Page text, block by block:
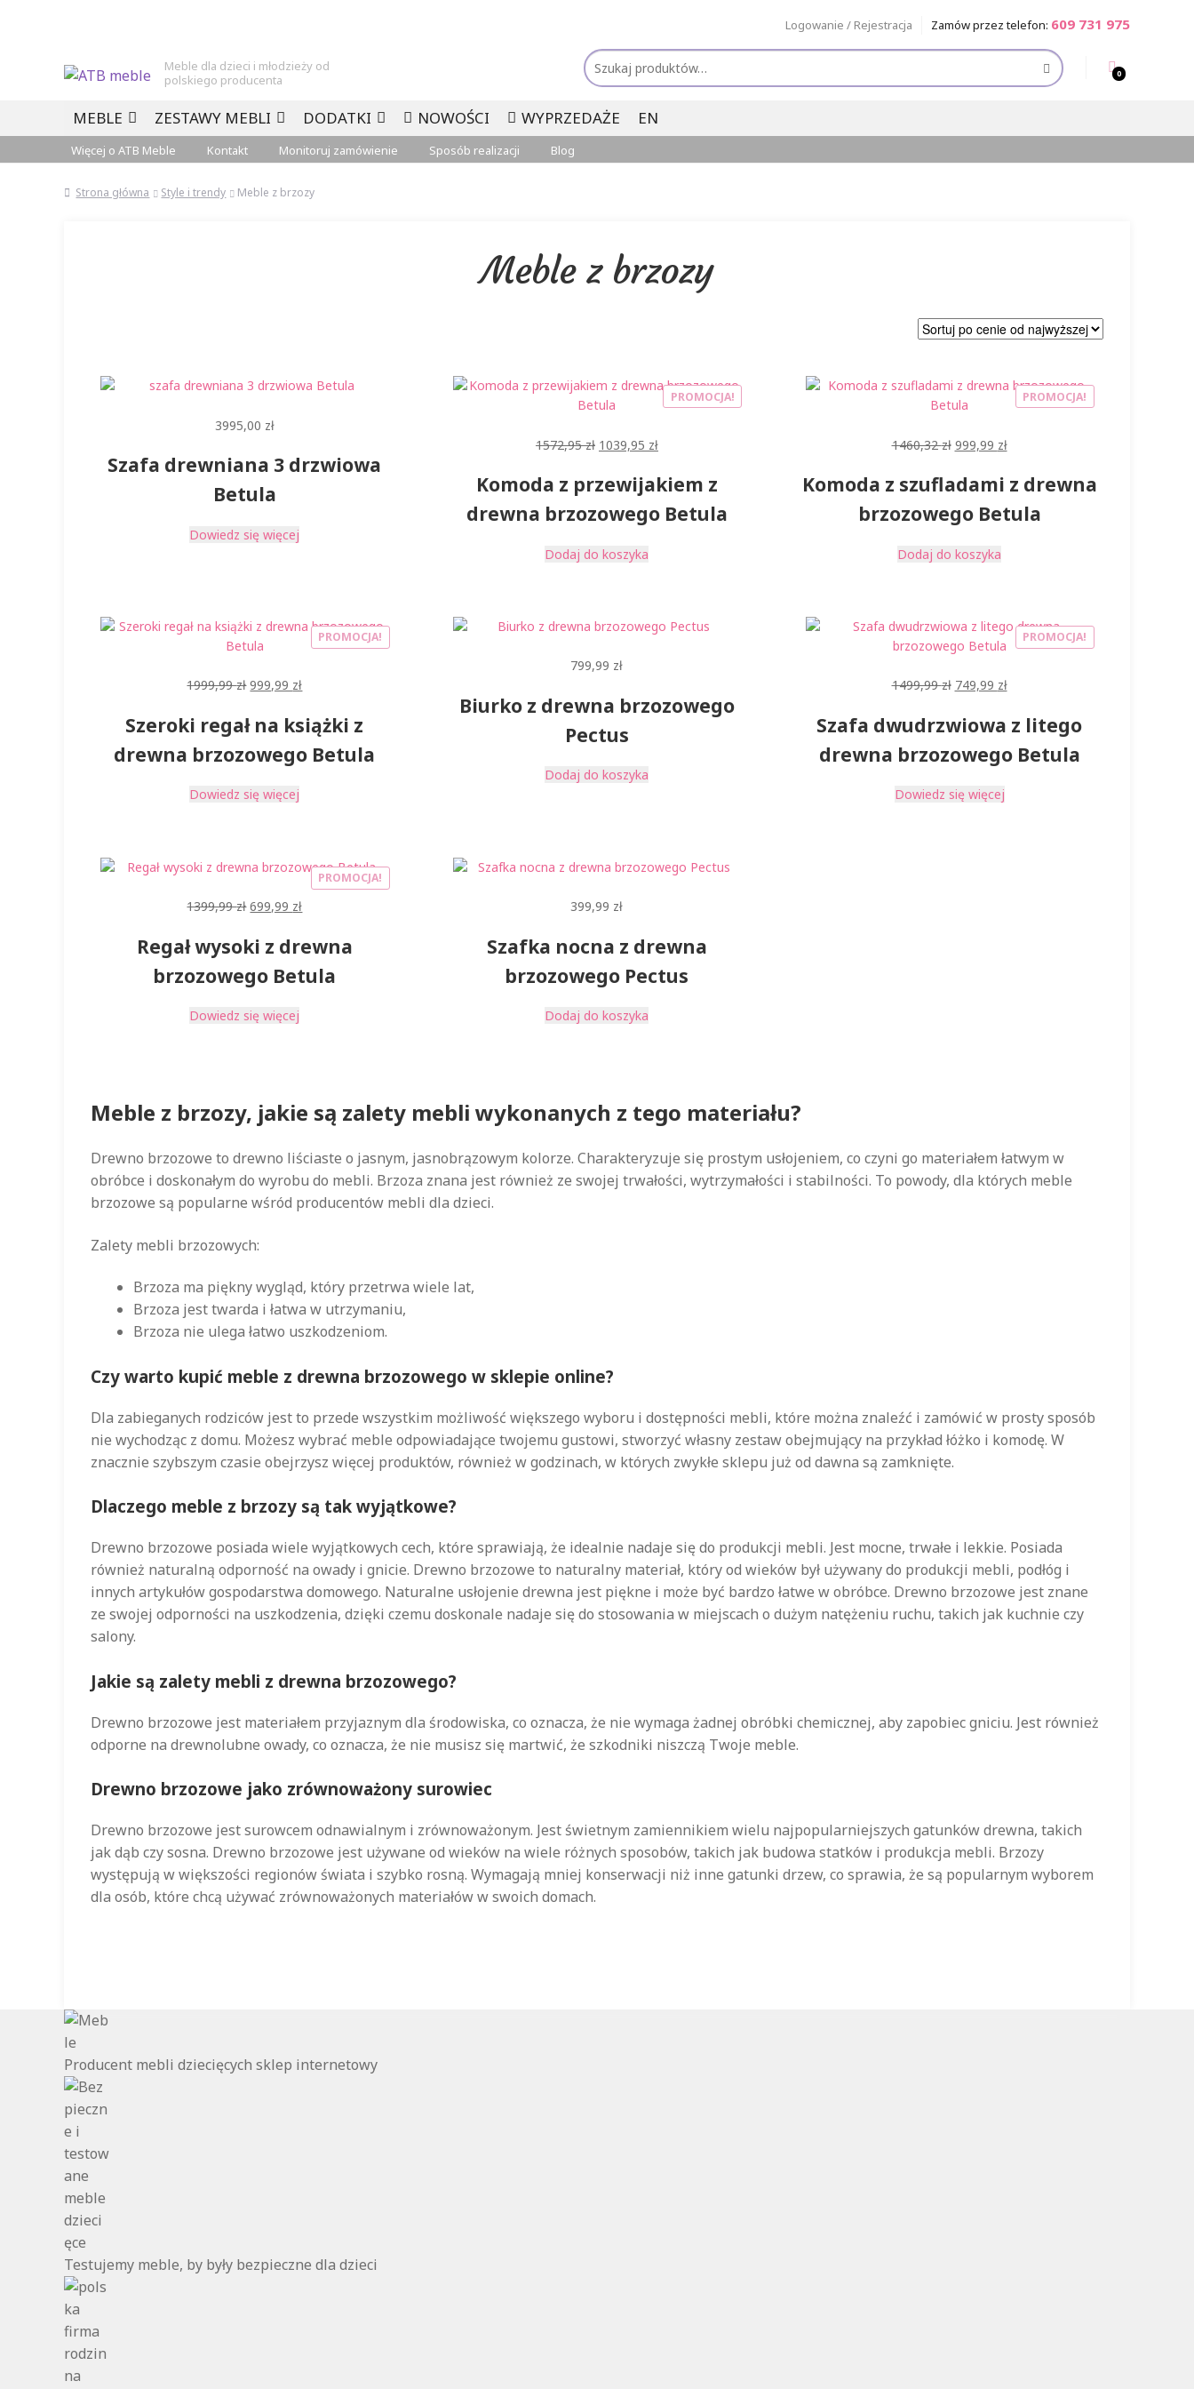
do
nawigacji
do
treści
Meble dla dzieci i młodzieży od
polskiego producenta
Logowanie / Rejestracja Zamów przez telefon: 609 731 975
0
Szukaj:
MEBLE ZESTAWY MEBLI DODATKI NOWOŚCI WYPRZEDAŻE EN
Więcej o ATB Meble Kontakt Monitoruj zamówienie Sposób realizacji Blog
Strona główna Style i trendy Meble z brzozy
Meble z brzozy
3995,00 zł
Szafa drewniana 3 drzwiowa
Betula
Dowiedz się więcej
1572,95zł Pierwotna
wynosiła:
1039,95 złAktualna
wynosi:
Komoda z przewijakiem z
drewna brzozowego Betula
PROMOCJA!
Dodaj do koszyka
1460,32zł Pierwotna
wynosiła:
999,99 złAktualna
wynosi:
Komoda z szufladami z drewna
brzozowego Betula
PROMOCJA!
Dodaj do koszyka
1999,99złPierwotna
wynosiła:
999,99 złAktualna
wynosi:
Szeroki regał na książki z
drewna brzozowego Betula
PROMOCJA!
Dowiedz się więcej
799,99 zł
Biurko z drewna brzozowego
Pectus
Dodaj do koszyka
1499,99zł Pierwotna
wynosiła:
749,99 złAktualna
wynosi:
Szafa dwudrzwiowa z litego
drewna brzozowego Betula
PROMOCJA!
Dowiedz się więcej
1399,99złPierwotna
wynosiła:
699,99 złAktualna
wynosi:
Regał wysoki z drewna
brzozowego Betula
PROMOCJA!
Dowiedz się więcej
399,99 zł
Szafka nocna z drewna
brzozowego Pectus
Dodaj do koszyka
Meble z brzozy, jakie są zalety mebli wykonanych z tego materiału?
Drewno brzozowe to drewno liściaste o jasnym, jasnobrązowym kolorze. Charakteryzuje się prostym usłojeniem, co czyni go materiałem łatwym w
obróbce i doskonałym do wyrobu do mebli. Brzoza znana jest również ze swojej trwałości, wytrzymałości i stabilności. To powody, dla których meble
brzozowe są popularne wśród producentów mebli dla dzieci.
Zalety mebli brzozowych:
Brzoza ma piękny wygląd, który przetrwa wiele lat,
Brzoza jest twarda i łatwa w utrzymaniu,
Brzoza nie ulega łatwo uszkodzeniom.
Czy warto kupić meble z drewna brzozowego w sklepie online?
Dla zabieganych rodziców jest to przede wszystkim możliwość większego wyboru i dostępności mebli, które można znaleźć i zamówić w prosty sposób
nie wychodząc z domu. Możesz wybrać meble odpowiadające twojemu gustowi, stworzyć własny zestaw obejmujący na przykład łóżko i komodę. W
znacznie szybszym czasie obejrzysz więcej produktów, również w godzinach, w których zwykłe sklepu już od dawna są zamknięte.
Dlaczego meble z brzozy są tak wyjątkowe?
Drewno brzozowe posiada wiele wyjątkowych cech, które sprawiają, że idealnie nadaje się do produkcji mebli. Jest mocne, trwałe i lekkie. Posiada
również naturalną odporność na owady i gnicie. Drewno brzozowe to naturalny materiał, który od wieków był używany do produkcji mebli, podłóg i
innych artykułów gospodarstwa domowego. Naturalne usłojenie drewna jest piękne i może być bardzo łatwe w obróbce. Drewno brzozowe jest znane
ze swojej odporności na uszkodzenia, dzięki czemu doskonale nadaje się do stosowania w miejscach o dużym natężeniu ruchu, takich jak kuchnie czy
salony.
Jakie są zalety mebli z drewna brzozowego?
Drewno brzozowe jest materiałem przyjaznym dla środowiska, co oznacza, że nie wymaga żadnej obróbki chemicznej, aby zapobiec gniciu. Jest również
odporne na drewnolubne owady, co oznacza, że nie musisz się martwić, że szkodniki niszczą Twoje meble.
Drewno brzozowe jako zrównoważony surowiec
Drewno brzozowe jest surowcem odnawialnym i zrównoważonym. Jest świetnym zamiennikiem wielu najpopularniejszych gatunków drewna, takich
jak dąb czy sosna. Drewno brzozowe jest używane od wieków na wiele różnych sposobów, takich jak budowa statków i produkcja mebli. Brzozy
występują w większości regionów świata i szybko rosną. Wymagają mniej konserwacji niż inne gatunki drzew, co sprawia, że są popularnym wyborem
dla osób, które chcą używać zrównoważonych materiałów w swoich domach.
Producent mebli dziecięcych sklep internetowy
Testujemy meble, by były bezpieczne dla dzieci